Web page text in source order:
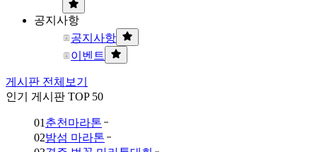
공지사항
공지사항
이벤트
게시판 전체보기
인기 게시판 TOP 50
01 춘천마라톤
02밤섬 마라톤